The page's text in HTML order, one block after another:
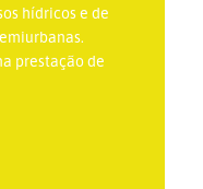
hídricos e de
prestação de